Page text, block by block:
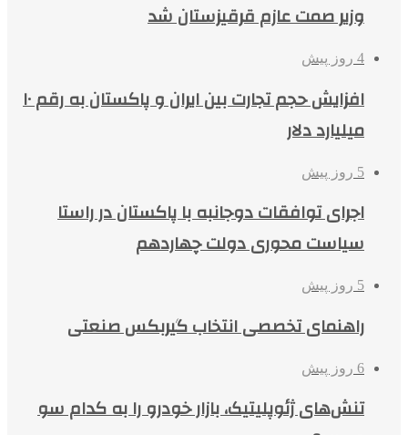
وزیر صمت عازم قرقیزستان شد
4 روز پیش
افزایش حجم تجارت بین ایران و پاکستان به رقم ۱۰
میلیارد دلار
5 روز پیش
اجرای توافقات دوجانبه با پاکستان در راستا
سیاست محوری دولت چهاردهم
5 روز پیش
راهنمای تخصصی انتخاب گیربکس صنعتی
6 روز پیش
تنش‌های ژئوپلیتیک، بازار خودرو را به کدام سو